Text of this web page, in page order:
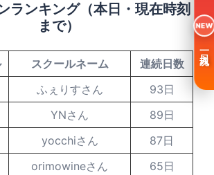
ランキング（本日・現在時刻
まで）
スクールネーム
連続日数
ふぇりすさん
93日
YNさん
89日
yocchiさん
87日
orimowineさん
65日
NEW